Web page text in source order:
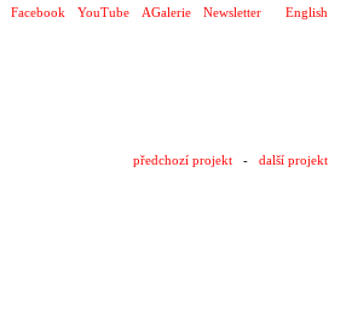
English
Facebook YouTube AGalerie Newsletter
předchozí projekt - další projekt